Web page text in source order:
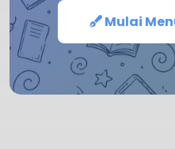
Mulai